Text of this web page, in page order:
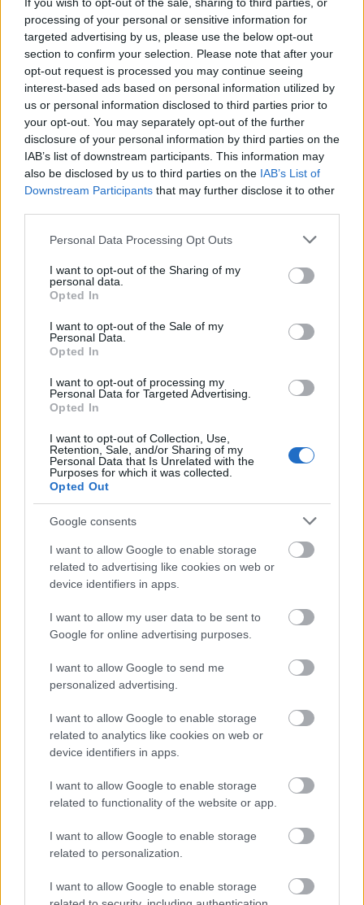
processing of your personal or sensitive information for
targeted advertising by us, please use the below opt-out
section to confirm your selection. Please note that after your
opt-out request is processed you may continue seeing
interest-based ads based on personal information utilized by
us or personal information disclosed to third parties prior to
your opt-out. You may separately opt-out of the further
disclosure of your personal information by third parties on the
IAB’s list of downstream participants. This information may
also be disclosed by us to third parties on the IAB’s List of
Downstream Participants that may further disclose it to other
Please note that this website/app uses one or more Google
not limited to your visit or usage behaviour. You may click to
grant or deny consent to Google and its third-party tags to
use your data for below specified purposes in below Google
consent section.
Personal Data Processing Opt Outs
I want to opt-out of the Sharing of my
personal data.
Opted In
I want to opt-out of the Sale of my
Personal Data.
Opted In
I want to opt-out of processing my
Personal Data for Targeted Advertising.
Opted In
I want to opt-out of Collection, Use,
Retention, Sale, and/or Sharing of my
Personal Data that Is Unrelated with the
Purposes for which it was collected.
Opted Out
Google consents
I want to allow Google to enable storage
related to advertising like cookies on web or
device identifiers in apps.
I want to allow my user data to be sent to
Google for online advertising purposes.
I want to allow Google to send me
personalized advertising.
I want to allow Google to enable storage
related to analytics like cookies on web or
device identifiers in apps.
I want to allow Google to enable storage
related to functionality of the website or app.
I want to allow Google to enable storage
related to personalization.
I want to allow Google to enable storage
egy sóhaj, hogy a 2012-es útfelújítási tervben elől
szerepel a rémálombukkanós Bókay utca felújítása.
Legalább a Gyermekklinika előtti szakaszon (Üllői út
és Tömő utca között) erősen indokolt lenne. Most
már július közepe van 2012-ből, felújítás semmi. A
felújítás ígérete is a szokásos körzetvezetői
hazudozás volt?
- Építések, közterületi beruházások garanciáinak és
minőségi jótállásának érvényesítése: a Szigony utcát
2010-ben burkolták le, pont az önkormányzati
választáshoz időzítve. Mára az útburkolat
egyenetlen, esőzéskor nem vezeti le rendesen a
rakták vissza az elektromos- és a gázvezetékcsere
után; rosszabb, mint volt. Itt is érvényesítésre
kerülnek a minőségi garanciák, vagy csak a
körzetvezető ablaka és környékén következetes
alkalomadtán tekintsék meg a Kálvária téren azt a
járdaszegélyt a Dankó és a Baross utca között,
minőségi garancia tekintetében (is). Ha már a kb. 20
méter útra ÉS a járdaszegélyre 13 millát költött az
- Teleki téri piac: elment egy év az
ingatlanprivatizéció óta. Azóta van egy konténerpiac
és egy torzó, zéró LIDL; mindez már kétszeres
költségért. Felelős? Okok? Netán Közgépes mutyi?
- „Négyes metró”: mennyire használta ki a
Körzetvezetőség a metróépítés adta lehetőségeket
csatlakozó beruházások tekintetében? Pl. közterület-
felújítás, városrehabilitáció, közmunka biztosítása
kerületi szakképzetlen munkanélkülieknek.
közmunkások foglalkoztatásának? Ha állandó
feladatot lát el, akkor miért nem rendes főállásban
alkalmazza a kerület azokat (akár négyórás
munkában is), akiket a foglalkoztatottak számára
sokkal kedvezőtlenebb közmunkásként alkalmaz a
mindennaposan és állandó jelleggel ellátandó
feladatra? Tán azért, mert a közmunkás kevesebbe
kerül a helyi költségvetésnek?
- Szelektív hulladékgyűjtés? Mi is van most a háznál
gyűjtés rendszerével?
- Jófiúk: furcsa egybeesés, hogy Kocsis körzetvezető
Vona nemzettesvér egy rasszista kirohanás
keretében szóvá tette a létezésüket Don Sintérnek a
a kerületi rendészet romákat is alkalmazott